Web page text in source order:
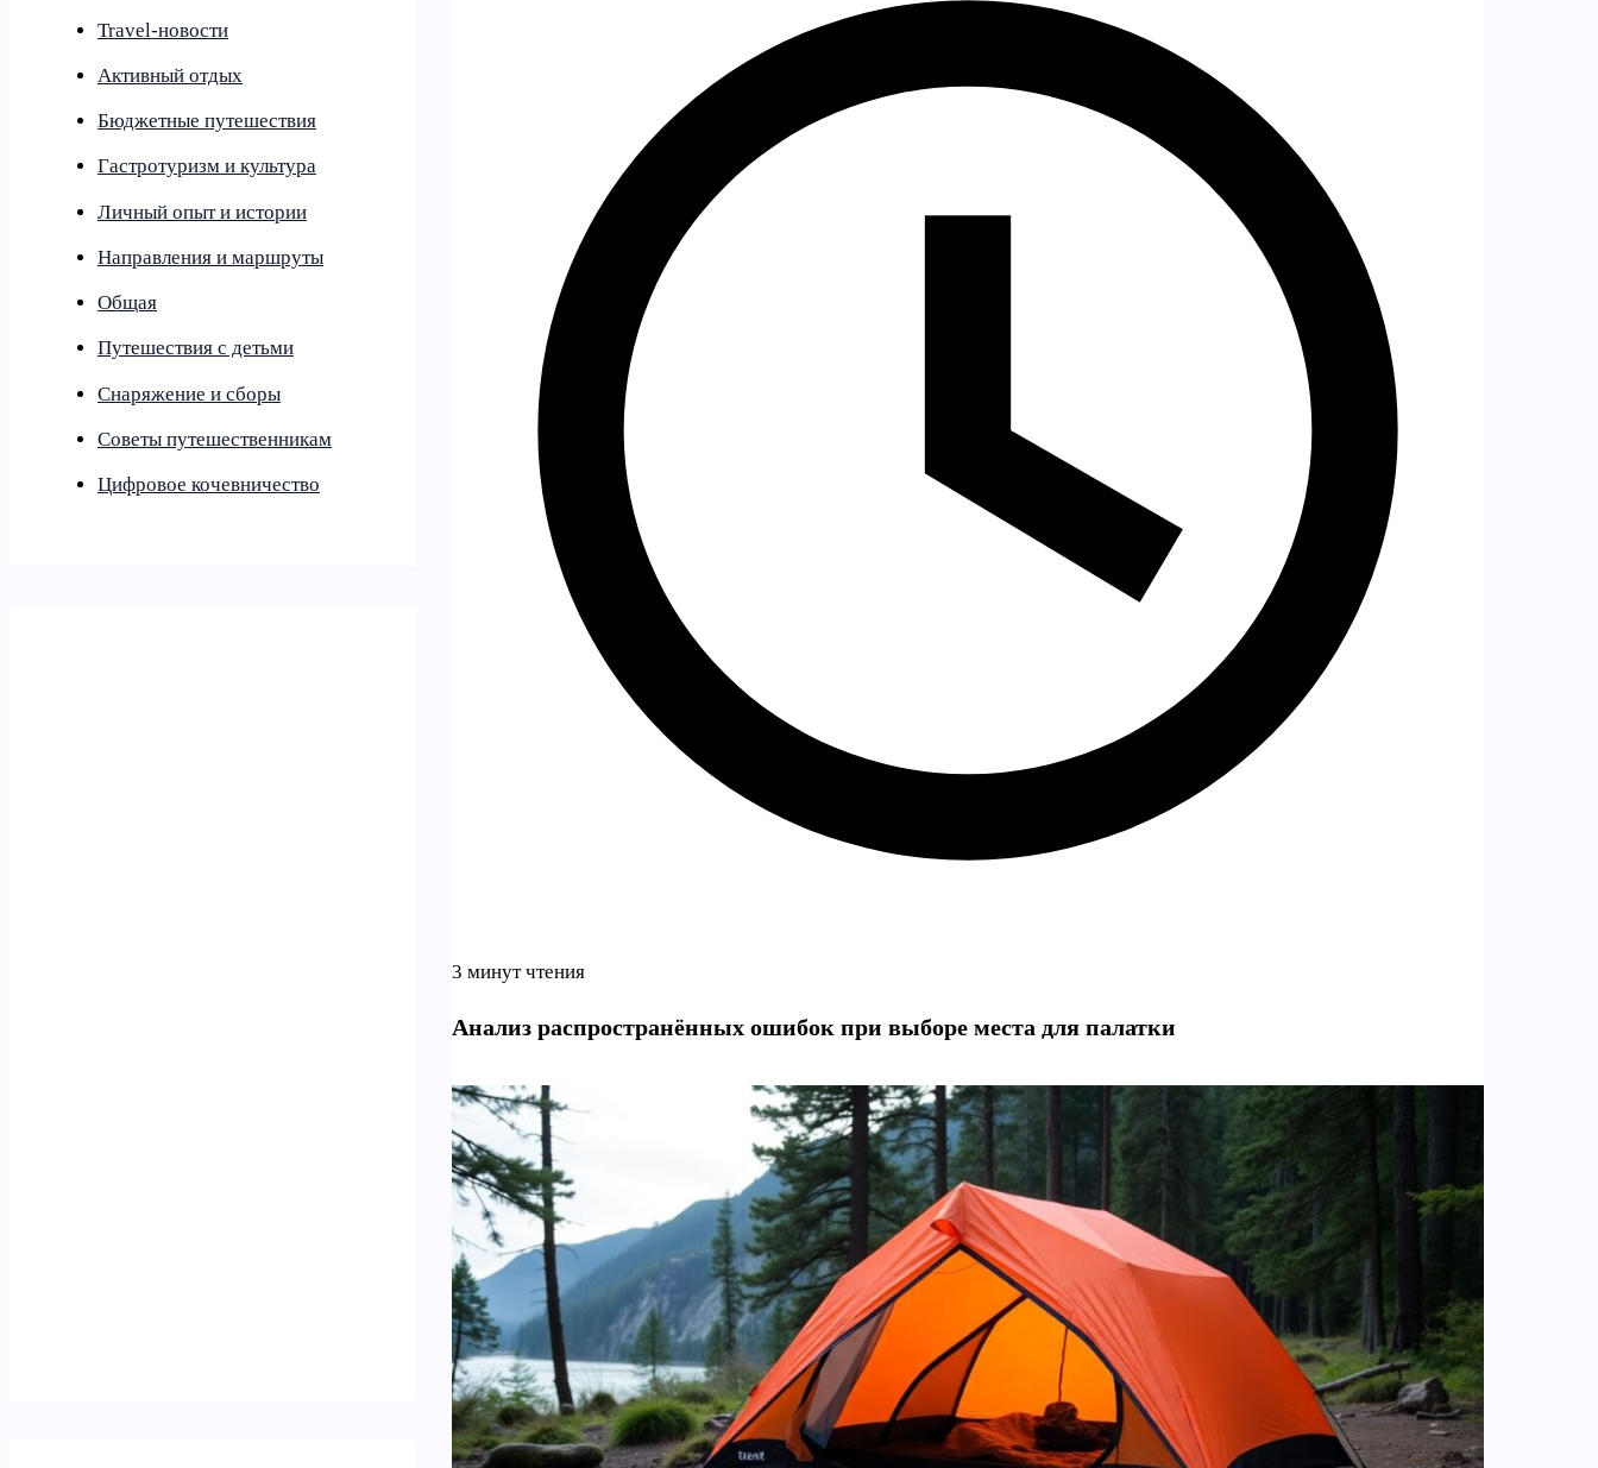
Travel-новости
Активный отдых
Бюджетные путешествия
Гастротуризм и культура
Личный опыт и истории
Направления и маршруты
Общая
Путешествия с детьми
Снаряжение и сборы
Советы путешественникам
Цифровое кочевничество
3 минут чтения
Анализ распространённых ошибок при выборе места для палатки